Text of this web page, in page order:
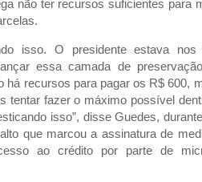
não ter recursos suficientes para
isso. O presidente estava nos
essa camada de
há recursos para pagar os R$ 600,
tentar fazer o máximo possível
isso”, disse Guedes,
que marcou a assinatura de
ao crédito por parte de